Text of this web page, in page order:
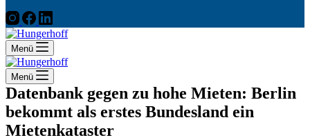
Menü
Menü
Datenbank gegen zu hohe Mieten: Berlin
bekommt als erstes Bundesland ein
Mietenkataster